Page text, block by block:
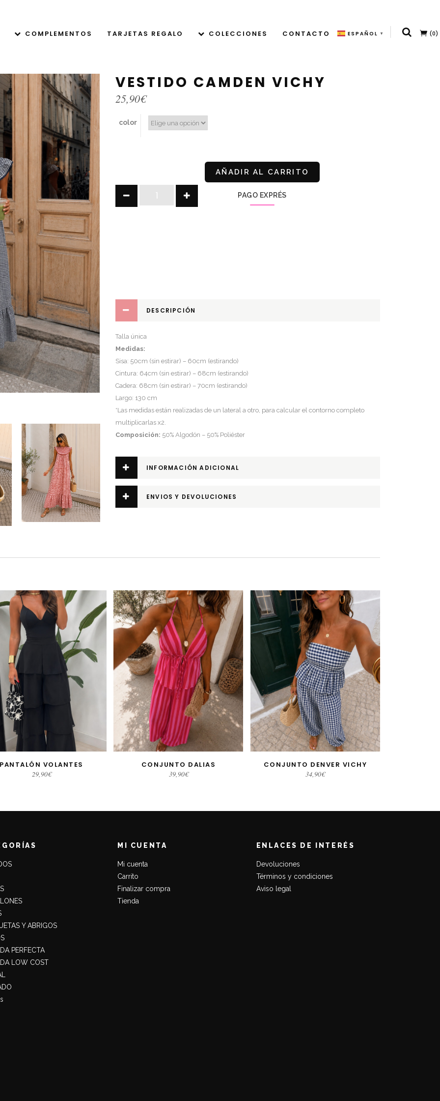
COMPLEMENTOS TARJETAS REGALO COLECCIONES CONTACTO ESPAÑOL ▼ (0)
VESTIDO CAMDEN VICHY
25,90€
color
AÑADIR AL CARRITO
PAGO EXPRÉS
DESCRIPCIÓN
Talla única
Medidas:
Sisa: 50cm (sin estirar) – 60cm (estirando)
Cintura: 64cm (sin estirar) – 68cm (estirando)
Cadera: 68cm (sin estirar) – 70cm (estirando)
Largo: 130 cm
*Las medidas están realizadas de un lateral a otro, para calcular el contorno completo
multiplicarlas x2.
Composición: 50% Algodón – 50% Poliéster
INFORMACIÓN ADICIONAL
ENVIOS Y DEVOLUCIONES
OPCIONES
Este producto tiene múltiples variantes. Las opciones se pueden elegir en la página de producto
PANTALÓN VOLANTES
29,90€
AÑADIR AL CARRITO
CONJUNTO DALIAS
39,90€
SELECCIONAR OPCIONES
Este producto tiene múltiples variantes. Las opciones se pueden elegir en la página de producto
CONJUNTO DENVER VICHY
34,90€
Y ABRIGOS
PERFECTA
LOW COST
MI CUENTA
Mi cuenta
Carrito
Finalizar compra
Tienda
ENLACES DE INTERÉS
Devoluciones
Términos y condiciones
Aviso legal